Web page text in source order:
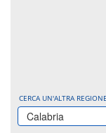
CERCA UN'ALTRA REGIONE
Calabria